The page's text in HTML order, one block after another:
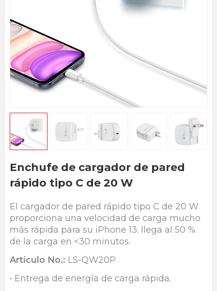
Enchufe de cargador de pared
rápido tipo C de 20 W
El cargador de pared rápido tipo C de 20 W
proporciona una velocidad de carga mucho
más rápida para su iPhone 13: llega al 50 %
de la carga en <30 minutos.
Artículo No.: LS-QW20P
• Entrega de energía de carga rápida.